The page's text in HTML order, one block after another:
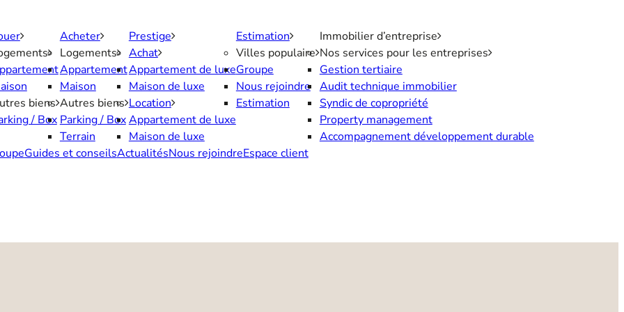
biens
/ Box
Acheter
Logements
Appartement
Maison
Autres biens
Parking / Box
Terrain
Prestige
Achat
Appartement de luxe
Maison de luxe
Location
Appartement de luxe
Maison de luxe
Estimation
Villes populaire
Groupe
Nous rejoindre
Estimation
Immobilier d’entreprise
Nos services pour les entreprises
Gestion tertiaire
Audit technique immobilier
Syndic de copropriété
Property management
Accompagnement développement durable
Guides et conseilsActualitésNous rejoindreEspace client